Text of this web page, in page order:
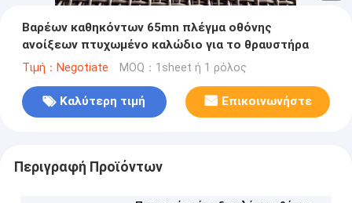
Βαρέων καθηκόντων 65mn πλέγμα οθόνης
ανοίξεων πτυχωμένο καλώδιο για το θραυστήρα
Τιμή：Negotiate MOQ：1sheet ή 1 ρόλος
Καλύτερη τιμή Επικοινωνήστε
Περιγραφή Προϊόντων